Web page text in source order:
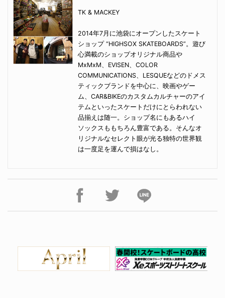
TK & MACKEY
2014年7月に池袋にオープンしたスケート
ショップ “HIGHSOX SKATEBOARDS”。遊び
心満載のショップオリジナル商品や
MxMxM、EVISEN、COLOR
COMMUNICATIONS、LESQUEなどのドメス
ティックブランドを中心に、映画やゲー
ム、CAR&BIKEのカスタムカルチャーのアイ
テムといったスケートだけにとらわれない
品揃えは随一。ショップ名にもあるハイ
ソックスももちろん豊富である。そんなオ
リジナルなセレクト眼が光る独特の世界観
は一度足を運んで損はなし。